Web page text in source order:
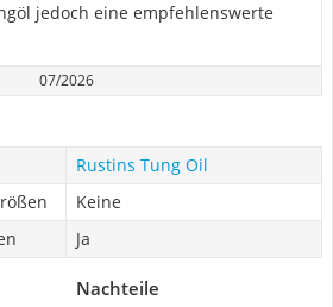
jedoch eine empfehlenswerte
07/2026
Rustins Tung Oil
Keine
Ja
Nachteile